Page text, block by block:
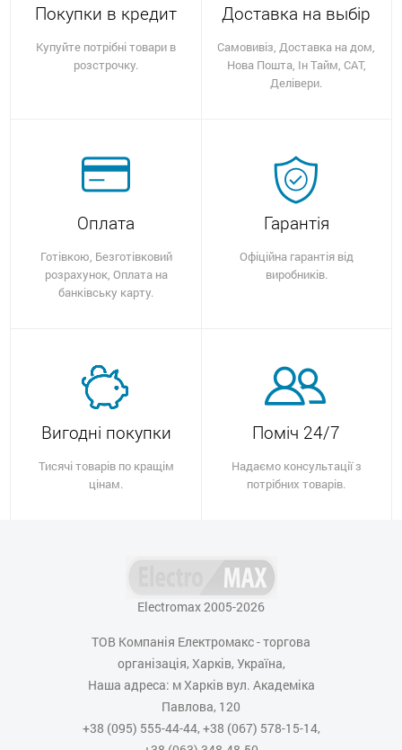
Покупки в кредит
Купуйте потрібні товари в
розстрочку.
Доставка на выбір
Самовивіз, Доставка на дом,
Нова Пошта, Ін Тайм, САТ,
Делівери.
Оплата
Готівкою, Безготівковий
розрахунок, Оплата на
банківську карту.
Гарантія
Офіційна гарантія від
виробників.
Вигодні покупки
Тисячі товарів по кращім
цінам.
Поміч 24/7
Надаємо консультації з
потрібних товарів.
Electromax 2005-2026
ТОВ Компанія Електромакс - торгова
організація, Харків, Україна,
Наша адреса: м Харків вул. Академіка
Павлова, 120
+38 (095) 555-44-44, +38 (067) 578-15-14,